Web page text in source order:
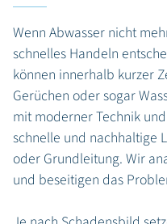
Wenn Abwasser nicht
schnelles Handeln
können innerhalb kurzer
Gerüchen oder sogar
mit moderner Technik
schnelle und nachhaltige
oder Grundleitung. Wir
und beseitigen das